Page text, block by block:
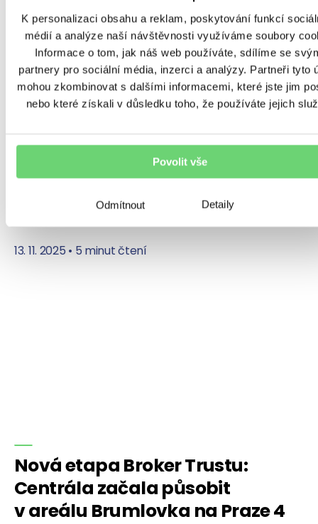
Detaily
K personalizaci obsahu a reklam, poskytování funkcí
médií a analýze naší návštěvnosti využíváme soubory
Informace o tom, jak náš web používáte, sdílíme se
partnery pro sociální média, inzerci a analýzy. Partneři tyto
mohou zkombinovat s dalšími informacemi, které jste jim
nebo které získali v důsledku toho, že používáte jejich
Povolit vše
Odmítnout
25 let zkušeností jedničky na českém trhu
a jak dosahovat lepších výsledků díky
překonávání limitů – nejen při poradenské
práci, ale i při využívání nových technologií,
rozvoji týmů nebo v osobním životě. Největší
český zprostředkovatel finančních produktů
20 nabitých přednášek a panelových diskuzí
s předními odborníky a inspirativními
a překračovat vlastní hranice.
13. 11. 2025 • 5 minut čtení
Nová etapa Broker Trustu:
Centrála začala působit
v areálu Brumlovka na Praze 4